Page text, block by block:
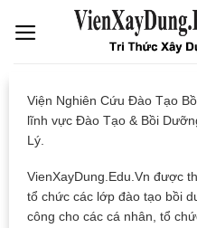
Viện Nghiên Cứu Đào Tạo
lĩnh vực Đào Tạo & Bồi
Lý.
VienXayDung.Edu.Vn được
tổ chức các lớp đào tạo bồi
công cho các cá nhân, tổ